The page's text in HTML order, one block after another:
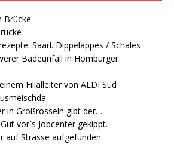
Brücke
Saarl. Dippelappes / Schales
Badeunfall in Homburger
Filialleiter von ALDI Süd
in Großrosseln gibt der…
vor`s Jobcenter gekippt.
auf Strasse aufgefunden